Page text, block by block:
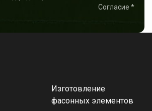
Согласие *
Изготовление
фасонных элементов